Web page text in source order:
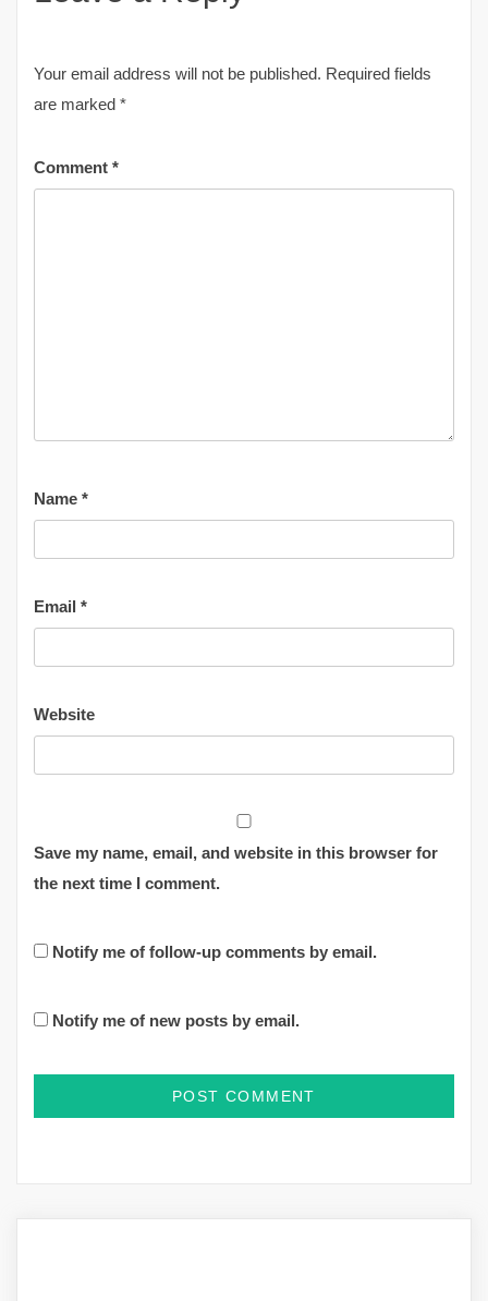
Your email address will not be published. Required fields
are marked *
Comment *
Name *
Email *
Website
Save my name, email, and website in this browser for
the next time I comment.
Notify me of follow-up comments by email.
Notify me of new posts by email.